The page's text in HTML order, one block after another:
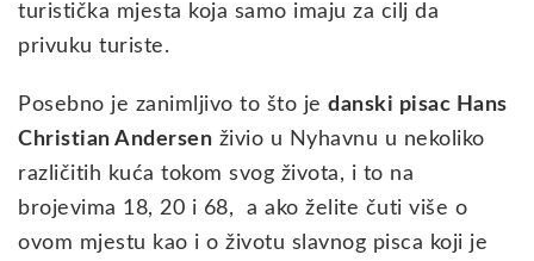
turistička mjesta koja samo imaju za cilj da
privuku turiste.
Posebno je zanimljivo to što je danski pisac Hans
Christian Andersen živio u Nyhavnu u nekoliko
različitih kuća tokom svog života, i to na
brojevima 18, 20 i 68, a ako želite čuti više o
ovom mjestu kao i o životu slavnog pisca koji je